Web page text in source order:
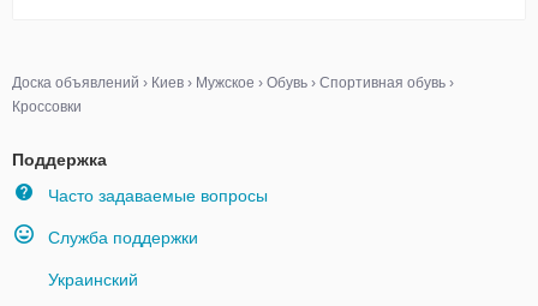
Доска объявлений › Киев › Мужское › Обувь › Спортивная обувь ›
Кроссовки
Поддержка
Часто задаваемые вопросы
Служба поддержки
Украинский